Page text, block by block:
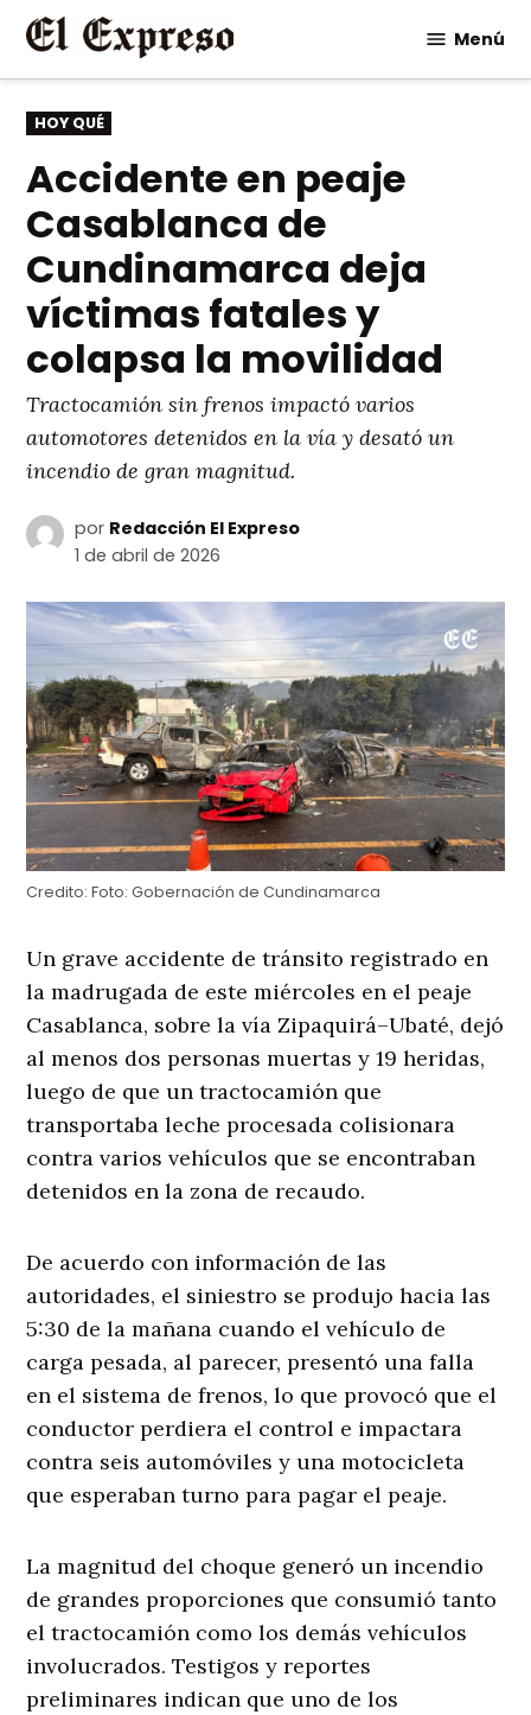
Saltar
contenido
Menú
PUBLICADO
EN
HOY QUÉ
Accidente en peaje
Casablanca de
Cundinamarca deja
víctimas fatales y
colapsa la movilidad
Tractocamión sin frenos impactó varios
automotores detenidos en la vía y desató un
incendio de gran magnitud.
por Redacción El Expreso
1 de abril de 2026
Credito: Foto: Gobernación de Cundinamarca
Un grave accidente de tránsito registrado en
la madrugada de este miércoles en el peaje
Casablanca, sobre la vía Zipaquirá–Ubaté, dejó
al menos dos personas muertas y 19 heridas,
luego de que un tractocamión que
transportaba leche procesada colisionara
contra varios vehículos que se encontraban
detenidos en la zona de recaudo.
De acuerdo con información de las
autoridades, el siniestro se produjo hacia las
5:30 de la mañana cuando el vehículo de
carga pesada, al parecer, presentó una falla
en el sistema de frenos, lo que provocó que el
conductor perdiera el control e impactara
contra seis automóviles y una motocicleta
que esperaban turno para pagar el peaje.
La magnitud del choque generó un incendio
de grandes proporciones que consumió tanto
el tractocamión como los demás vehículos
involucrados. Testigos y reportes
preliminares indican que uno de los